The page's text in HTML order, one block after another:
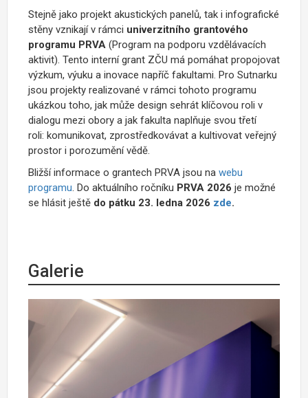
Stejně jako projekt akustických panelů, tak i infografické
stěny vznikají v rámci univerzitního grantového
programu PRVA (Program na podporu vzdělávacích
aktivit). Tento interní grant ZČU má pomáhat propojovat
výzkum, výuku a inovace napříč fakultami. Pro Sutnarku
jsou projekty realizované v rámci tohoto programu
ukázkou toho, jak může design sehrát klíčovou roli v
dialogu mezi obory a jak fakulta naplňuje svou třetí
roli: komunikovat, zprostředkovávat a kultivovat veřejný
prostor i porozumění vědě.
Bližší informace o grantech PRVA jsou na webu
programu. Do aktuálního ročníku PRVA 2026 je možné
se hlásit ještě do pátku 23. ledna 2026 zde.
Galerie